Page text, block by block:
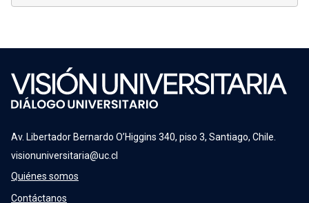
Av. Libertador Bernardo O’Higgins 340, piso 3, Santiago, Chile.
visionuniversitaria@uc.cl
Quiénes somos
Contáctanos